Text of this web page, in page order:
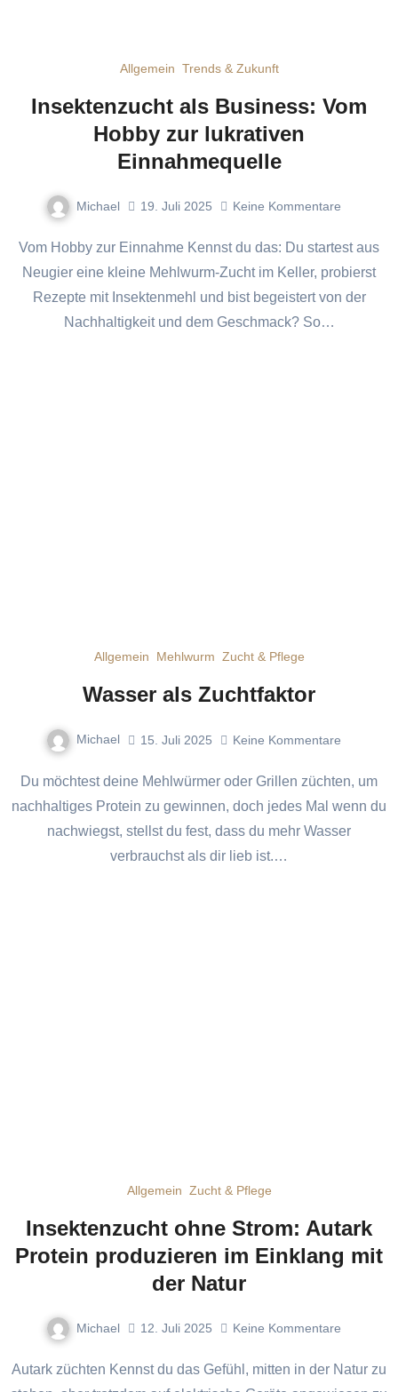
Allgemein Trends & Zukunft
Insektenzucht als Business: Vom
Hobby zur lukrativen
Einnahmequelle
Michael 19. Juli 2025 Keine Kommentare
Vom Hobby zur Einnahme Kennst du das: Du startest aus
Neugier eine kleine Mehlwurm-Zucht im Keller, probierst
Rezepte mit Insektenmehl und bist begeistert von der
Nachhaltigkeit und dem Geschmack? So…
Allgemein Mehlwurm Zucht & Pflege
Wasser als Zuchtfaktor
Michael 15. Juli 2025 Keine Kommentare
Du möchtest deine Mehlwürmer oder Grillen züchten, um
nachhaltiges Protein zu gewinnen, doch jedes Mal wenn du
nachwiegst, stellst du fest, dass du mehr Wasser
verbrauchst als dir lieb ist.…
Allgemein Zucht & Pflege
Insektenzucht ohne Strom: Autark
Protein produzieren im Einklang mit
der Natur
Michael 12. Juli 2025 Keine Kommentare
Autark züchten Kennst du das Gefühl, mitten in der Natur zu